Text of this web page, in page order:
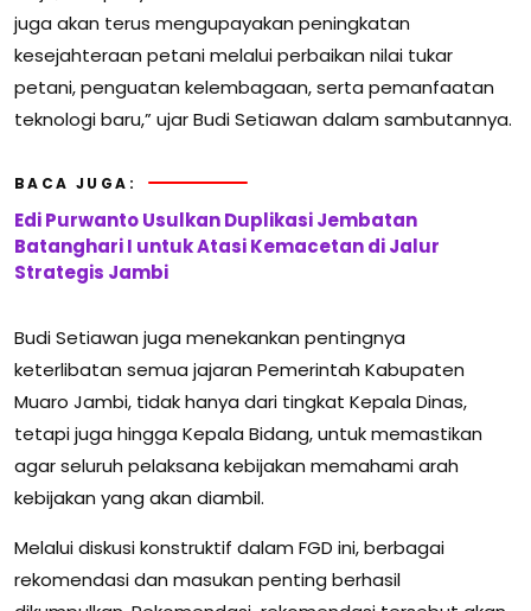
juga akan terus mengupayakan peningkatan
kesejahteraan petani melalui perbaikan nilai tukar
petani, penguatan kelembagaan, serta pemanfaatan
teknologi baru,” ujar Budi Setiawan dalam sambutannya.
BACA JUGA:
Edi Purwanto Usulkan Duplikasi Jembatan
Batanghari I untuk Atasi Kemacetan di Jalur
Strategis Jambi
Budi Setiawan juga menekankan pentingnya
keterlibatan semua jajaran Pemerintah Kabupaten
Muaro Jambi, tidak hanya dari tingkat Kepala Dinas,
tetapi juga hingga Kepala Bidang, untuk memastikan
agar seluruh pelaksana kebijakan memahami arah
kebijakan yang akan diambil.
Melalui diskusi konstruktif dalam FGD ini, berbagai
rekomendasi dan masukan penting berhasil